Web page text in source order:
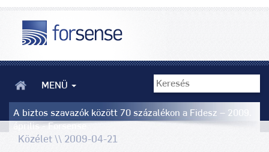
MENÜ
A biztos szavazók között 70 százalékon a Fidesz – 2009.
április - Forsense
Közélet \\ 2009-04-21